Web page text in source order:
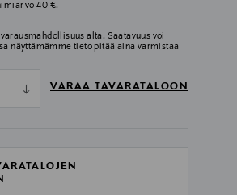
40 €.
alta. Saatavuus voi
näyttämämme tieto pitää aina varmistaa
VARAA TAVARATALOON